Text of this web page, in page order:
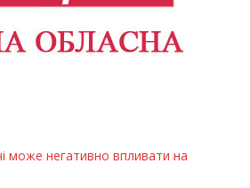
може негативно впливати на